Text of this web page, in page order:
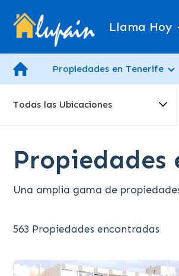
Llama Hoy
Propiedades en Tenerife
Todas las Ubicaciones
Propiedades
Una amplia gama de
563 Propiedades encontradas